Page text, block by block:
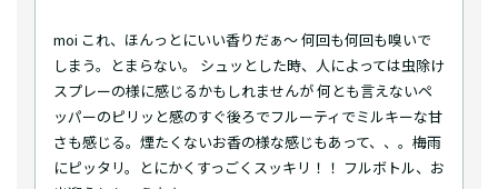
moi これ、ほんっとにいい香りだぁ〜 何回も何回も嗅いで
しまう。とまらない。 シュッとした時、人によっては虫除け
スプレーの様に感じるかもしれませんが 何とも言えないペ
ッパーのピリッと感のすぐ後ろでフルーティでミルキーな甘
さも感じる。煙たくないお香の様な感じもあって、、。梅雨
にピッタリ。とにかくすっごくスッキリ！！ フルボトル、お